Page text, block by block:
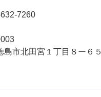
7260
島市北田宮１丁目８ー６５